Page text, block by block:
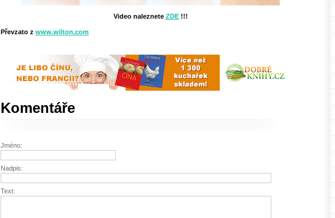
Video naleznete ZDE!!!
Převzato z www.wilton.com
Komentáře
Jméno:
Nadpis:
Text: